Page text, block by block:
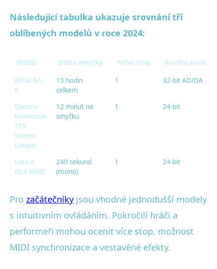
Následující tabulka ukazuje srovnání tří
oblíbených modelů v roce 2024:
Model Délka smyčky Počet stop Kvalita zvuku
BOSS RC-
5
13 hodin
celkem
1 32-bit AD/DA
Electro-
Harmonix
720
Stereo
Looper
12 minut na
smyčku
1 24-bit
Line 6
DL4 MKII
240 sekund
(mono)
1 24-bit
Pro začátečníky jsou vhodné jednodušší modely
s intuitivním ovládáním. Pokročilí hráči a
performeři mohou ocenit více stop, možnost
MIDI synchronizace a vestavěné efekty.